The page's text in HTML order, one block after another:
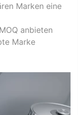
Marken eine
anbieten
Marke